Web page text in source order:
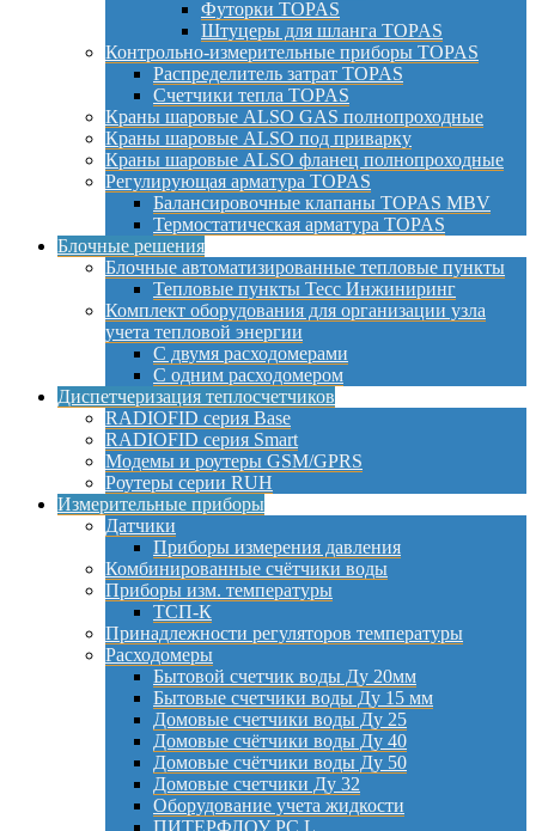
Футорки TOPAS
Штуцеры для шланга TOPAS
Контрольно-измерительные приборы TOPAS
Распределитель затрат TOPAS
Счетчики тепла TOPAS
Краны шаровые ALSO GAS полнопроходные
Краны шаровые ALSO под приварку
Краны шаровые ALSO фланец полнопроходные
Регулирующая арматура TOPAS
Балансировочные клапаны TOPAS MBV
Термостатическая арматура TOPAS
Блочные решения
Блочные автоматизированные тепловые пункты
Тепловые пункты Тесс Инжиниринг
Комплект оборудования для организации узла
учета тепловой энергии
С двумя расходомерами
С одним расходомером
Диспетчеризация теплосчетчиков
RADIOFID серия Base
RADIOFID серия Smart
Модемы и роутеры GSM/GPRS
Роутеры серии RUH
Измерительные приборы
Датчики
Приборы измерения давления
Комбинированные счётчики воды
Приборы изм. температуры
ТСП-К
Принадлежности регуляторов температуры
Расходомеры
Бытовой счетчик воды Ду 20мм
Бытовые счетчики воды Ду 15 мм
Домовые счетчики воды Ду 25
Домовые счётчики воды Ду 40
Домовые счётчики воды Ду 50
Домовые счетчики Ду 32
Оборудование учета жидкости
ПИТЕРФЛОУ РС L